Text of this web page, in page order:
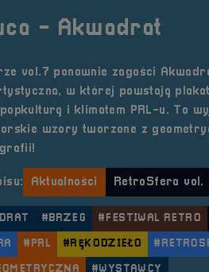
- Akwadrat
vol.7 ponownie zagości
w której powstają
i klimatem PRL-u. To
wzory tworzone z
Aktualności RetroSfera vol.
#BRZEG #FESTIWAL RETRO
#PRL #RĘKODZIEŁO
#WYSTAWCY